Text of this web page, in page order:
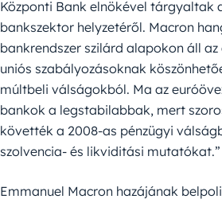
Központi Bank elnökével tárgyaltak
bankszektor helyzetéről. Macron
bankrendszer szilárd alapokon áll
uniós szabályozásoknak
múltbeli válságokból. Ma az
bankok a legstabilabbak, mert
követték a 2008-as pénzügyi
szolvencia- és likviditási mutatókat.”
Emmanuel Macron hazájának